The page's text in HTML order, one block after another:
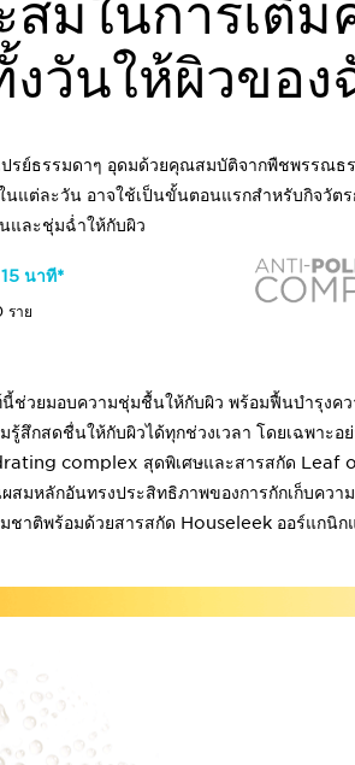
วันให้ผิวของ
ปรย์ธรรมดาๆ อุดมด้วยคุณสมบัติจากพืชพรรณ
นแต่ละวัน อาจใช้เป็นขั้นตอนแรกสำหรับกิจวัต
และชุ่มฉ่ำให้กับผิว
นาที*
ราย
ช่วยมอบความชุ่มชื้นให้กับผิว พร้อมฟื้นบำรุงคว
รู้สึกสดชื่นให้กับผิวได้ทุกช่วงเวลา โดยเฉพาะ
complex สุดพิเศษและสารสกัด Leaf
สมหลักอันทรงประสิทธิภาพของการกักเก็บควา
ชาติพร้อมด้วยสารสกัด Houseleek ออร์แกนิก